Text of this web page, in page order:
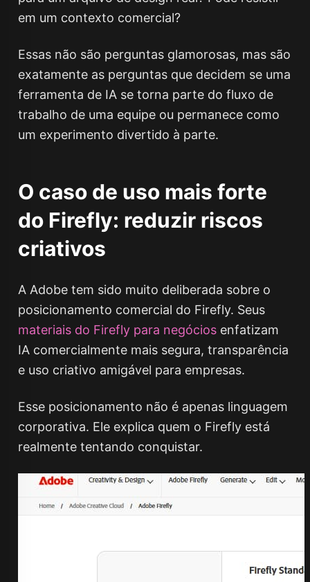
em um contexto comercial?
Essas não são perguntas glamorosas, mas são
exatamente as perguntas que decidem se uma
ferramenta de IA se torna parte do fluxo de
trabalho de uma equipe ou permanece como
um experimento divertido à parte.
O caso de uso mais forte
do Firefly: reduzir riscos
criativos
A Adobe tem sido muito deliberada sobre o
posicionamento comercial do Firefly. Seus
materiais do Firefly para negóciosenfatizam
IA comercialmente mais segura, transparência
e uso criativo amigável para empresas.
Esse posicionamento não é apenas linguagem
corporativa. Ele explica quem o Firefly está
realmente tentando conquistar.